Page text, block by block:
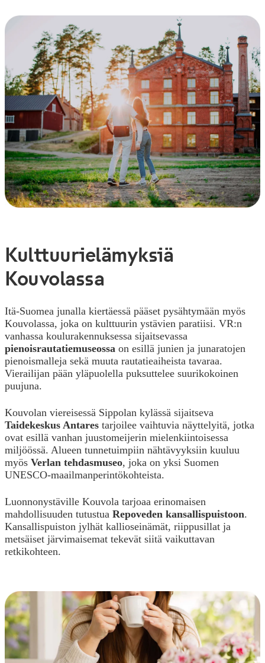
Kulttuurielämyksiä
Kouvolassa
Itä-Suomea junalla kiertäessä pääset pysähtymään myös
Kouvolassa, joka on kulttuurin ystävien paratiisi. VR:n
vanhassa koulurakennuksessa sijaitsevassa
pienoisrautatiemuseossa on esillä junien ja junaratojen
pienoismalleja sekä muuta rautatieaiheista tavaraa.
Vierailijan pään yläpuolella puksuttelee suurikokoinen
puujuna.
Kouvolan viereisessä Sippolan kylässä sijaitseva
Taidekeskus Antares tarjoilee vaihtuvia näyttelyitä, jotka
ovat esillä vanhan juustomeijerin mielenkiintoisessa
miljöössä. Alueen tunnetuimpiin nähtävyyksiin kuuluu
myös Verlan tehdasmuseo, joka on yksi Suomen
UNESCO-maailmanperintökohteista.
Luonnonystäville Kouvola tarjoaa erinomaisen
mahdollisuuden tutustua Repoveden kansallispuistoon.
Kansallispuiston jylhät kallioseinämät, riippusillat ja
metsäiset järvimaisemat tekevät siitä vaikuttavan
retkikohteen.